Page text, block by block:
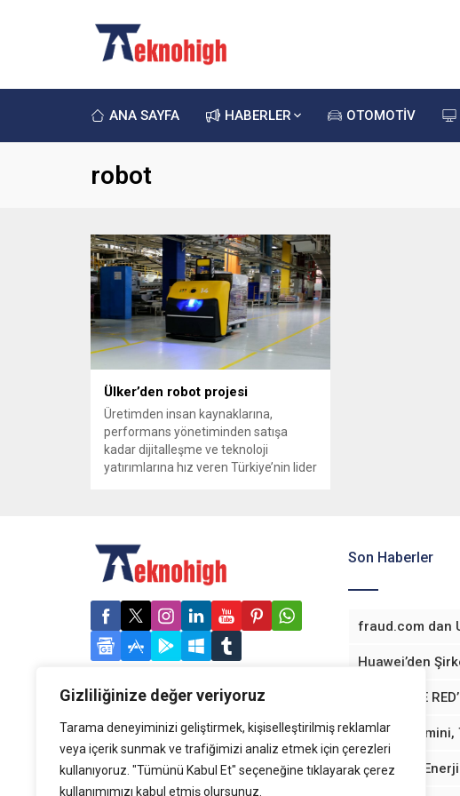
Gizliliğinize değer veriyoruz
Tarama deneyiminizi geliştirmek, kişiselleştirilmiş reklamlar
veya içerik sunmak ve trafiğimizi analiz etmek için çerezleri
kullanıyoruz. "Tümünü Kabul Et" seçeneğine tıklayarak çerez
kullanımımızı kabul etmiş olursunuz.
ANA SAYFA HABERLER OTOMOTİV
robot
Ülker’den robot projesi
Üretimden insan kaynaklarına,
performans yönetiminden satışa
kadar dijitalleşme ve teknoloji
yatırımlarına hız veren Türkiye’nin lider
taşıyabilen robotlar, fabrikada üretim
verimliliğini ve maliyet avantajını
Son Haberler